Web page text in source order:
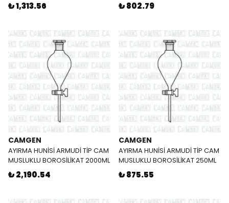
₺ 1,313.56 ₺ 802.79
CAMGEN
AYIRMA HUNİSİ ARMUDİ TİP CAM
MUSLUKLU BOROSİLİKAT 2000ML
₺ 2,190.54
CAMGEN
AYIRMA HUNİSİ ARMUDİ TİP CAM
MUSLUKLU BOROSİLİKAT 250ML
₺ 875.55